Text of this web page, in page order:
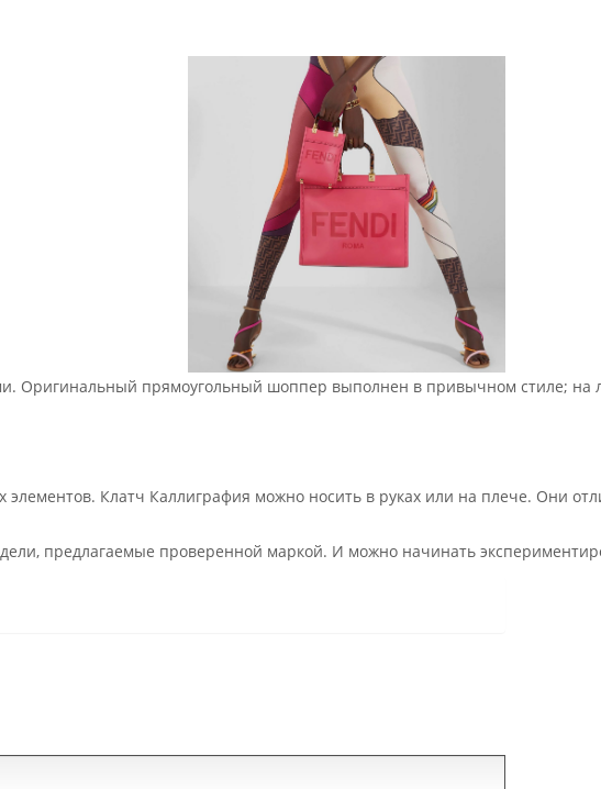
Оригинальный прямоугольный шоппер выполнен в привычном
Клатч Каллиграфия можно носить в руках или на плече.
предлагаемые проверенной маркой. И можно начинать